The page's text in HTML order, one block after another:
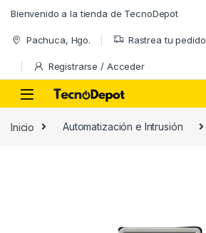
Bienvenido a la tienda de TecnoDepot
Pachuca, Hgo. Rastrea tu pedido
Registrarse / Acceder
Inicio Automatización e Intrusión